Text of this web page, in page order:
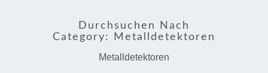
Durchsuchen Nach
Category:
Metalldetektoren
Metalldetektoren